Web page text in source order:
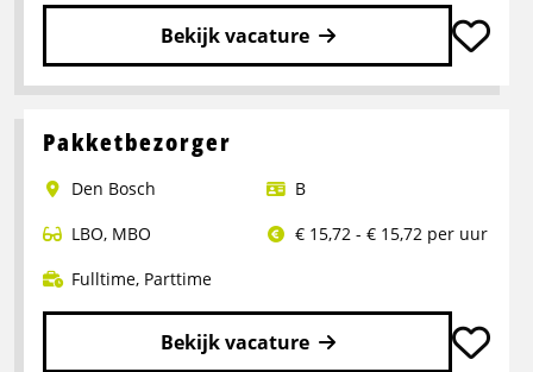
Bekijk vacature
Lees
over
medewerker
Pakketbezorger
Den Bosch
B
LBO, MBO
€ 15,72 - € 15,72 per uur
Fulltime, Parttime
Bekijk vacature